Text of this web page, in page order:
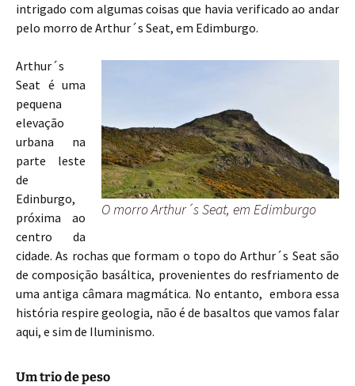
intrigado com algumas coisas que havia verificado ao andar
pelo morro de Arthur´s Seat, em Edimburgo.
O morro Arthur´s Seat, em Edimburgo
Arthur´s
Seat é uma
pequena
elevação
urbana na
parte leste
de
Edinburgo,
próxima ao
centro da
cidade. As rochas que formam o topo do Arthur´s Seat são
de composição basáltica, provenientes do resfriamento de
uma antiga câmara magmática. No entanto, embora essa
história respire geologia, não é de basaltos que vamos falar
aqui, e sim de Iluminismo.
Um trio de peso